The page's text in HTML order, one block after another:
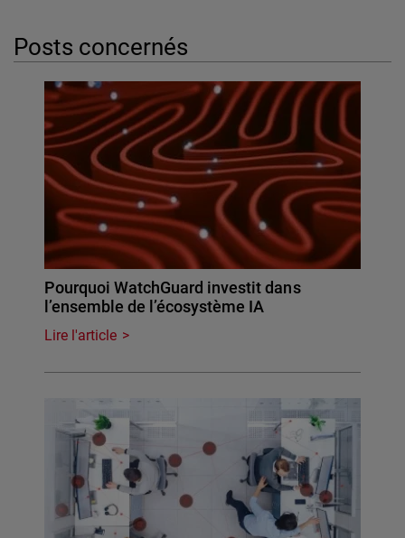
Posts concernés
Pourquoi WatchGuard investit dans
l’ensemble de l’écosystème IA
Lire l'article